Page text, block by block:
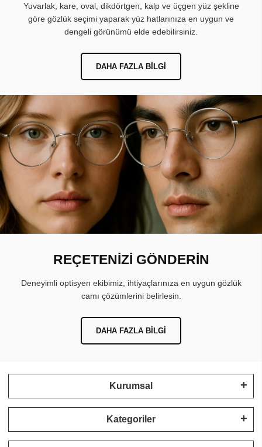
Yuvarlak, kare, oval, dikdörtgen, kalp ve üçgen yüz şekline
göre gözlük seçimi yaparak yüz hatlarınıza en uygun ve
dengeli görünümü elde edebilirsiniz.
DAHA FAZLA BILGI
REÇETENİZİ GÖNDERİN
Deneyimli optisyen ekibimiz, ihtiyaçlarınıza en uygun gözlük
camı çözümlerini belirlesin.
DAHA FAZLA BILGI
Kurumsal
Kategoriler